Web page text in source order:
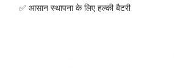
✅ आसान स्थापना के लिए हल्की बैटरी